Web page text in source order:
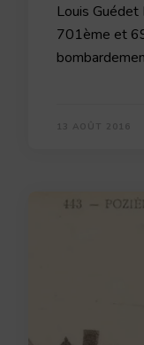
Louis
701ème et